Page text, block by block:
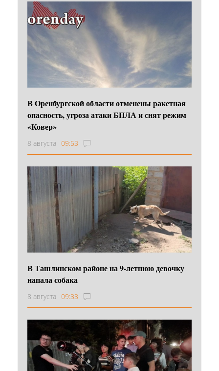
В Оренбургской области отменены ракетная
опасность, угроза атаки БПЛА и снят режим
«Ковер»
8 августа 09:53
В Ташлинском районе на 9-летнюю девочку
напала собака
8 августа 09:33